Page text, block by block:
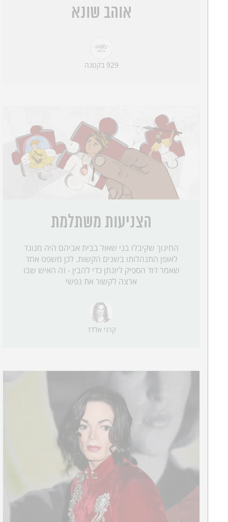
אוהב שונא
929 בקטנה
הצניעות משתלמת
החינוך שקיבלו בני שאול בבית אביהם היה מנוגד
לאופן התנהלותו בשנים הקשות. לכן משפט אחד
שאמר דוד הספיק ליונתן כדי להבין - זה האיש שבו
ארצה לקשור את נפשי
קרני אלדד